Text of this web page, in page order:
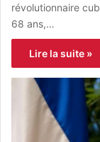
révolutionnaire
68 ans,…
Lire la suite »